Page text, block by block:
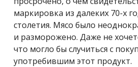
маркировка из далеких 70-х
столетия. Мясо было
и разморожено. Даже не
что могло бы случиться с
употребившим этот продукт.